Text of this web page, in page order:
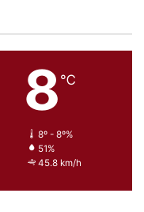
8 ℃
8º - 8º%
51%
45.8 km/h